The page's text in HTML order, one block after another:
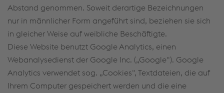
Abstand genommen. Soweit derartige Bezeichnungen
nur in männlicher Form angeführt sind, beziehen sie sich
in gleicher Weise auf weibliche Beschäftigte.
Diese Website benutzt Google Analytics, einen
Webanalysedienst der Google Inc. („Google“). Google
Analytics verwendet sog. „Cookies“, Textdateien, die auf
Ihrem Computer gespeichert werden und die eine